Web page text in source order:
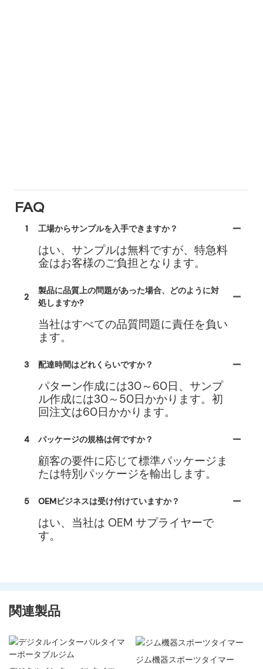
FAQ
1 工場からサンプルを入手できますか？
はい、サンプルは無料ですが、特急料
金はお客様のご負担となります。
2
製品に品質上の問題があった場合、どのように対
処しますか?
当社はすべての品質問題に責任を負い
ます。
3 配達時間はどれくらいですか？
パターン作成には30～60日、サンプ
ル作成には30～50日かかります。初
回注文は60日かかります。
4 パッケージの規格は何ですか？
顧客の要件に応じて標準パッケージま
たは特別パッケージを輸出します。
5 OEMビジネスは受け付けていますか？
はい、当社は OEM サプライヤーで
す。
関連製品
ジム機器スポーツタイマー